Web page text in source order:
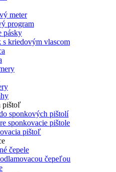
meter
program
pásky
s kriedovým vlascom
pištoľ
sponkových pištolí
sponkovacie pištole
pištoľ
čepele
čepeľou